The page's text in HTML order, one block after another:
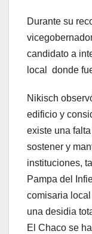
Durante su
candidato a
local donde
Nikisch
edificio y
existe una
sostener y
instituciones,
Pampa del
comisaria
una desidia
El Chaco se